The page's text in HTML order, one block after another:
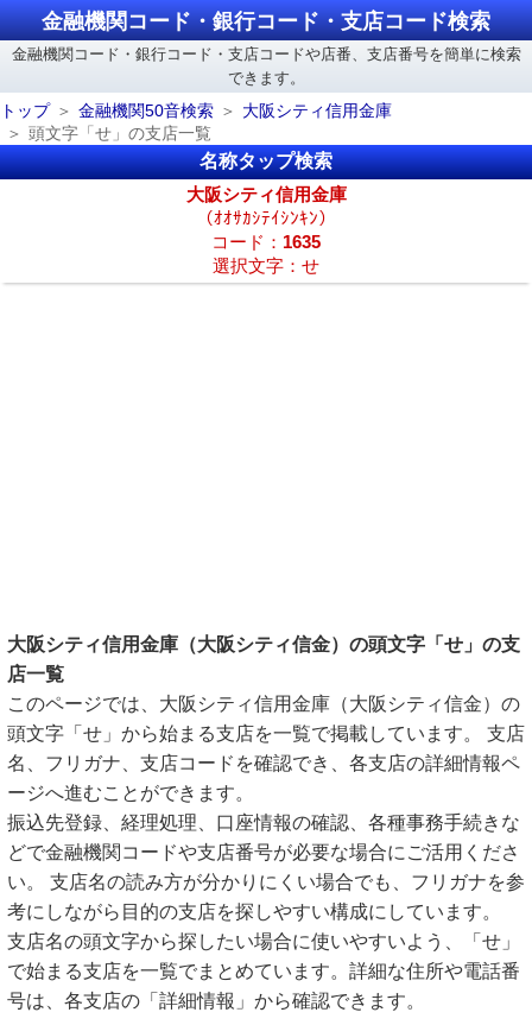
金融機関コード・銀行コード・支店コード検索
金融機関コード・銀行コード・支店コードや店番、支店番号を簡単に検索
できます。
トップ
金融機関50音検索
大阪シティ信用金庫
頭文字「せ」の支店一覧
名称タップ検索
大阪シティ信用金庫
（ｵｵｻｶｼﾃｲｼﾝｷﾝ）
コード： 1635
選択文字：せ
大阪シティ信用金庫（大阪シティ信金）の頭文字「せ」の支
店一覧
このページでは、大阪シティ信用金庫（大阪シティ信金）の
頭文字「せ」から始まる支店を一覧で掲載しています。 支店
名、フリガナ、支店コードを確認でき、各支店の詳細情報ペ
ージへ進むことができます。
振込先登録、経理処理、口座情報の確認、各種事務手続きな
どで金融機関コードや支店番号が必要な場合にご活用くださ
い。 支店名の読み方が分かりにくい場合でも、フリガナを参
考にしながら目的の支店を探しやすい構成にしています。
支店名の頭文字から探したい場合に使いやすいよう、「せ」
で始まる支店を一覧でまとめています。詳細な住所や電話番
号は、各支店の「詳細情報」から確認できます。